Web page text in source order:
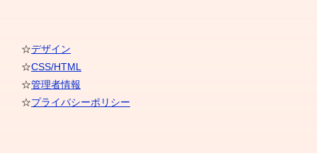
☆デザイン
☆CSS/HTML
☆管理者情報
☆プライバシーポリシー